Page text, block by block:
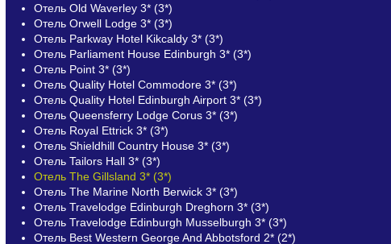
Отель Old Waverley 3* (3*)
Отель Orwell Lodge 3* (3*)
Отель Parkway Hotel Kikcaldy 3* (3*)
Отель Parliament House Edinburgh 3* (3*)
Отель Point 3* (3*)
Отель Quality Hotel Commodore 3* (3*)
Отель Quality Hotel Edinburgh Airport 3* (3*)
Отель Queensferry Lodge Corus 3* (3*)
Отель Royal Ettrick 3* (3*)
Отель Shieldhill Country House 3* (3*)
Отель Tailors Hall 3* (3*)
Отель The Gillsland 3* (3*)
Отель The Marine North Berwick 3* (3*)
Отель Travelodge Edinburgh Dreghorn 3* (3*)
Отель Travelodge Edinburgh Musselburgh 3* (3*)
Отель Best Western George And Abbotsford 2* (2*)